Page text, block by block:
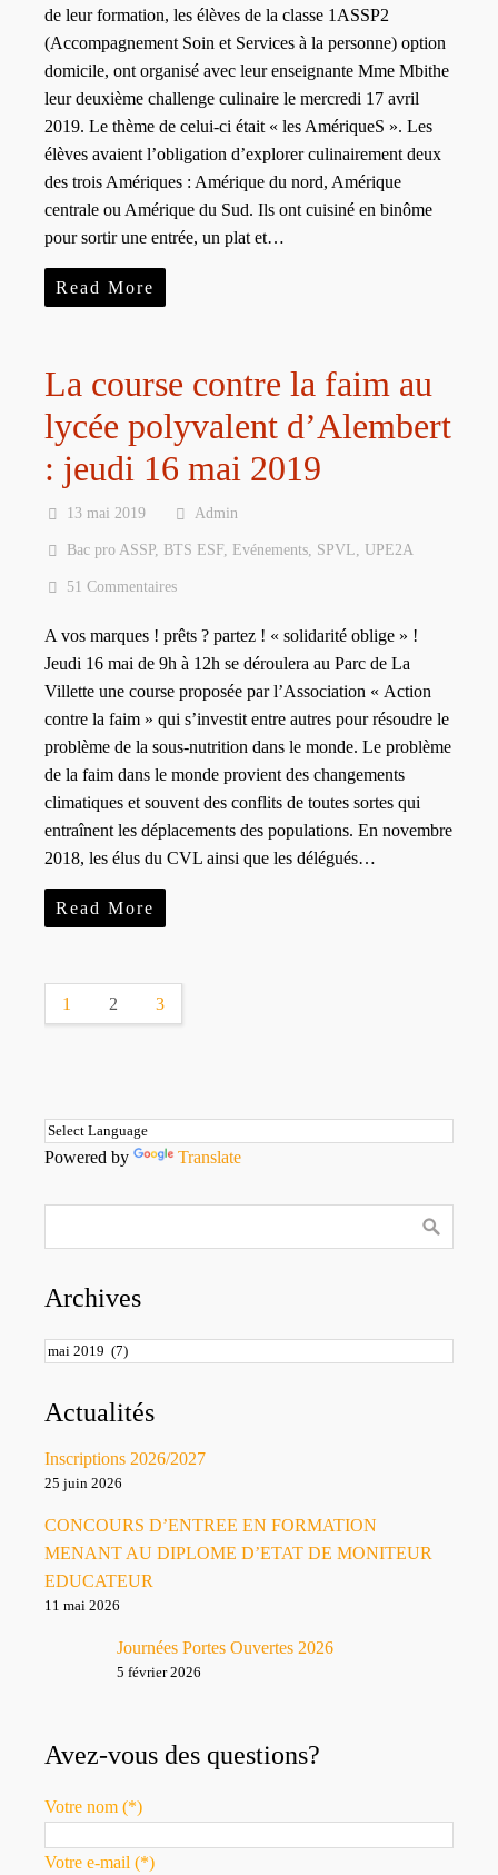
de leur formation, les élèves de la classe 1ASSP2
(Accompagnement Soin et Services à la personne) option
domicile, ont organisé avec leur enseignante Mme Mbithe
leur deuxième challenge culinaire le mercredi 17 avril
2019. Le thème de celui-ci était « les AmériqueS ». Les
élèves avaient l’obligation d’explorer culinairement deux
des trois Amériques : Amérique du nord, Amérique
centrale ou Amérique du Sud. Ils ont cuisiné en binôme
pour sortir une entrée, un plat et…
Read More
La course contre la faim au
lycée polyvalent d’Alembert
: jeudi 16 mai 2019
13 mai 2019 Admin
Bac pro ASSP, BTS ESF Evénements SPVL UPE2A
51 Commentaires
A vos marques ! prêts ? partez ! « solidarité oblige » !
Jeudi 16 mai de 9h à 12h se déroulera au Parc de La
Villette une course proposée par l’Association « Action
contre la faim » qui s’investit entre autres pour résoudre le
problème de la sous-nutrition dans le monde. Le problème
de la faim dans le monde provient des changements
climatiques et souvent des conflits de toutes sortes qui
entraînent les déplacements des populations. En novembre
2018, les élus du CVL ainsi que les délégués…
Read More
1 2 3
Powered by Translate
Archives
Archives
Actualités
Inscriptions 2026/2027
25 juin 2026
CONCOURS D’ENTREE EN FORMATION
MENANT AU DIPLOME D’ETAT DE MONITEUR
EDUCATEUR
11 mai 2026
Journées Portes Ouvertes 2026
5 février 2026
Avez-vous des questions?
Votre nom (*)
Votre e-mail (*)